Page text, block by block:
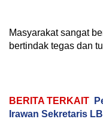
Masyarakat sangat
bertindak tegas dan
BERITA TERKAIT
Irawan Sekretaris